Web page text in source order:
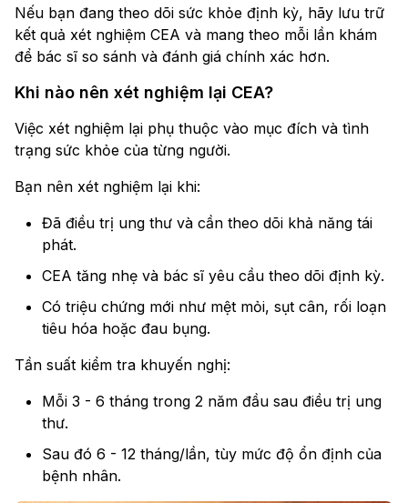
Nếu bạn đang theo dõi sức khỏe định kỳ, hãy lưu trữ
kết quả xét nghiệm CEA và mang theo mỗi lần khám
để bác sĩ so sánh và đánh giá chính xác hơn.
Khi nào nên xét nghiệm lại CEA?
Việc xét nghiệm lại phụ thuộc vào mục đích và tình
trạng sức khỏe của từng người.
Bạn nên xét nghiệm lại khi:
Đã điều trị ung thư và cần theo dõi khả năng tái
phát.
CEA tăng nhẹ và bác sĩ yêu cầu theo dõi định kỳ.
Có triệu chứng mới như mệt mỏi, sụt cân, rối loạn
tiêu hóa hoặc đau bụng.
Tần suất kiểm tra khuyến nghị:
Mỗi 3 - 6 tháng trong 2 năm đầu sau điều trị ung
thư.
Sau đó 6 - 12 tháng/lần, tùy mức độ ổn định của
bệnh nhân.